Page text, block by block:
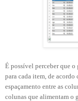
É possível perceber que
para cada item, de
espaçamento entre as
colunas que alimentam o